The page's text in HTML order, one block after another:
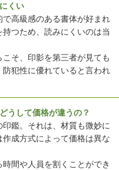
くい
高級感のある書体が好まれ
つため、読みにくいのは当
そ、印影を第三者が見ても
犯性に優れていると言われ
うして価格が違うの？
鑑。それは、材質も微妙に
成方式によって価格は異な
間や人員を割くことができ